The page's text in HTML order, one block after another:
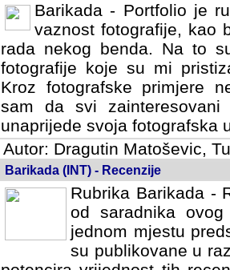
Barikada - Portfolio je
vaznost fotografije, kao
rada nekog benda. Na to
fotografije koje su mi
fotografske primjere
svi zainteresovani
svoja fotografska umijeca.
Autor: Dragutin Matoševic,
Barikada (INT) - Recenzije
Rubrika Barikada -
od saradnika
jednom mjestu
su publikovane u